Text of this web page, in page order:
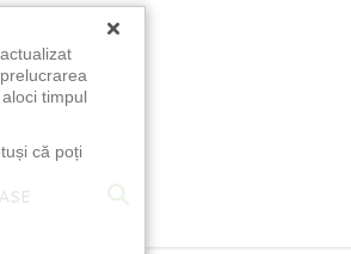
×
timpul
că poți